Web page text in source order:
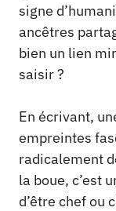
signe
ancêtres
bien un lien
saisir ?
En écrivant,
empreintes
radicalement
la boue, c’est
d’être chef ou